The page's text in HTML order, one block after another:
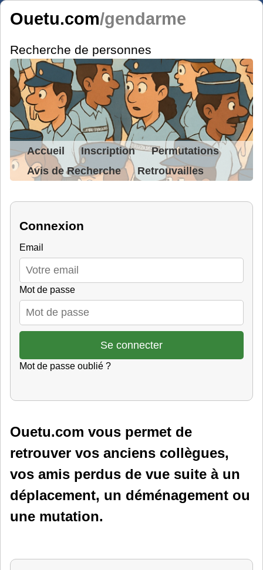
Ouetu.com/gendarme
Recherche de personnes
Accueil Inscription
Permutations
Avis de Recherche
Retrouvailles
Connexion
Email
Mot de passe
Mot de passe oublié ?
Ouetu.com vous permet de
retrouver vos anciens collègues,
vos amis perdus de vue suite à un
déplacement, un déménagement ou
une mutation.